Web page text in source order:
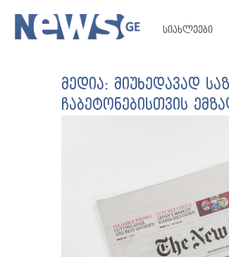
სიახლეები
მედია: მიუხედავად
ჩაბეტონებისთვის